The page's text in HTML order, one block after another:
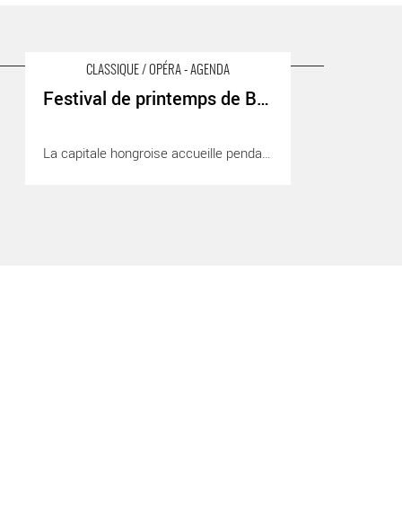
CLASSIQUE / OPÉRA - AGENDA
Festival de printemps de Budapest
La capitale hongroise accueille pendant [...]
sortie Classique / Opéra